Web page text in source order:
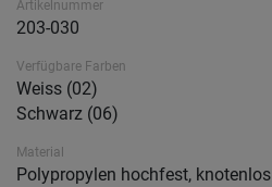
Artikelnummer
203-030
Verfügbare Farben
Weiss (02)
Schwarz (06)
Material
Polypropylen hochfest, knotenlos